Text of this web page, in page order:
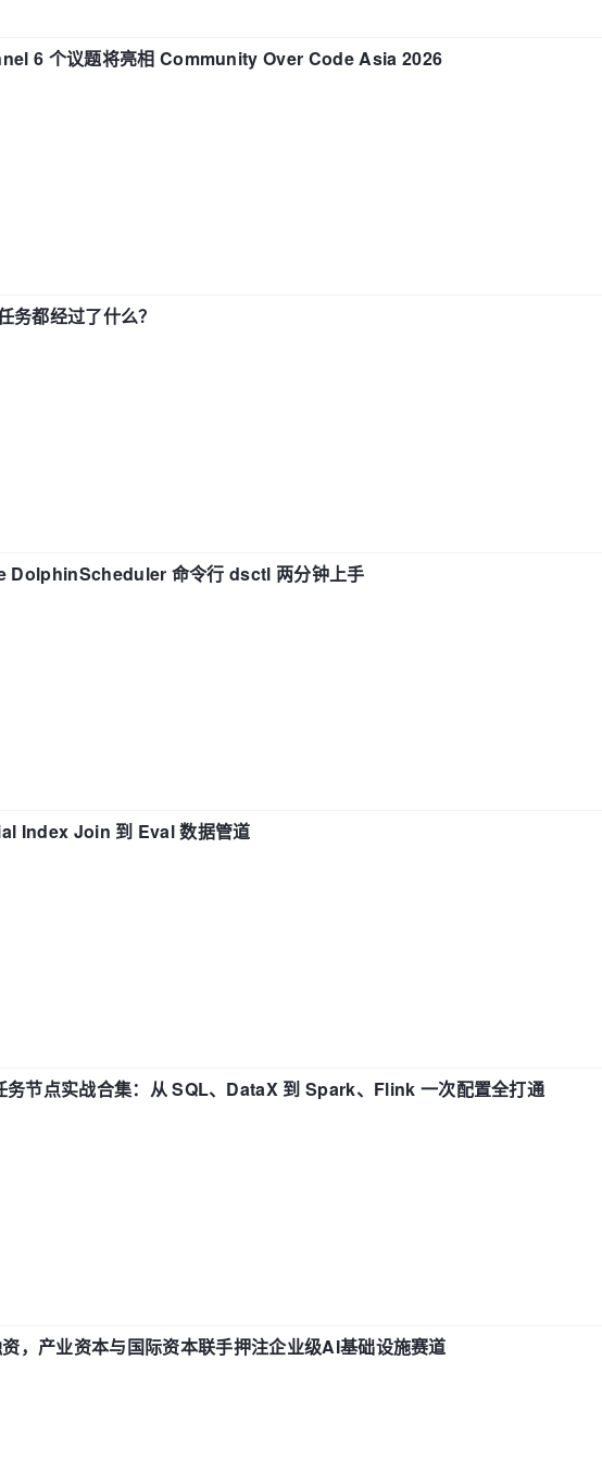
6 个议题将亮相 Community Over Code Asia 2026
都经过了什么？
DolphinScheduler 命令行 dsctl 两分钟上手
Index Join 到 Eval 数据管道
节点实战合集：从 SQL、DataX 到 Spark、Flink 一次配置全打通
，产业资本与国际资本联手押注企业级AI基础设施赛道